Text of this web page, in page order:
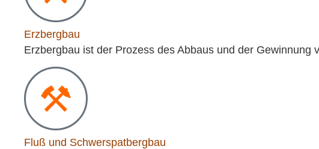
Erzbergbau
Erzbergbau ist der Prozess des Abbaus und der
Fluß und Schwerspatbergbau